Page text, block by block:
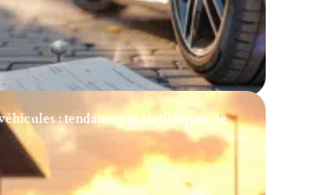
: tendances et statistiques de